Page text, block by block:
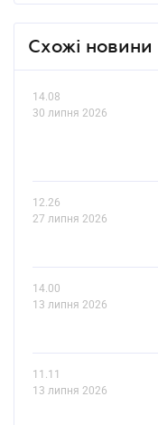
Схожі новини
14.08
30 липня 2026
12.26
27 липня 2026
14.00
13 липня 2026
11.11
13 липня 2026